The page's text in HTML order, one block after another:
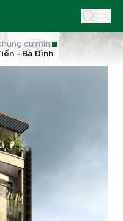
cư mini
- Ba Đình